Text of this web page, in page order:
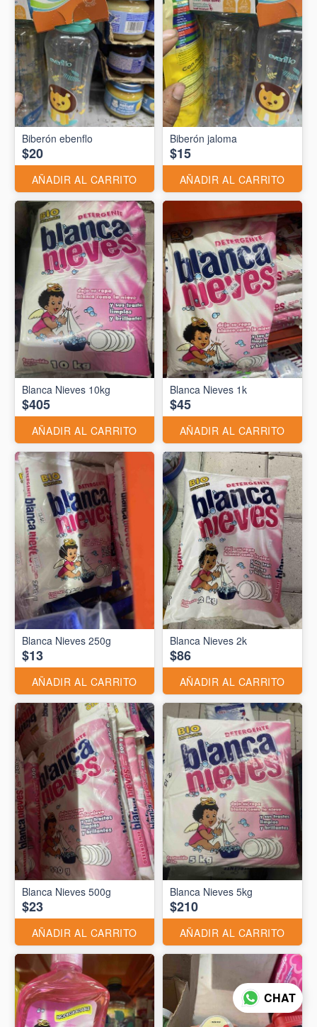
Biberón ebenflo
$20
AÑADIR AL CARRITO
Biberón jaloma
$15
AÑADIR AL CARRITO
Blanca Nieves 10kg
$405
AÑADIR AL CARRITO
Blanca Nieves 1k
$45
AÑADIR AL CARRITO
Blanca Nieves 250g
$13
AÑADIR AL CARRITO
Blanca Nieves 2k
$86
AÑADIR AL CARRITO
Blanca Nieves 500g
$23
AÑADIR AL CARRITO
Blanca Nieves 5kg
$210
AÑADIR AL CARRITO
CHAT